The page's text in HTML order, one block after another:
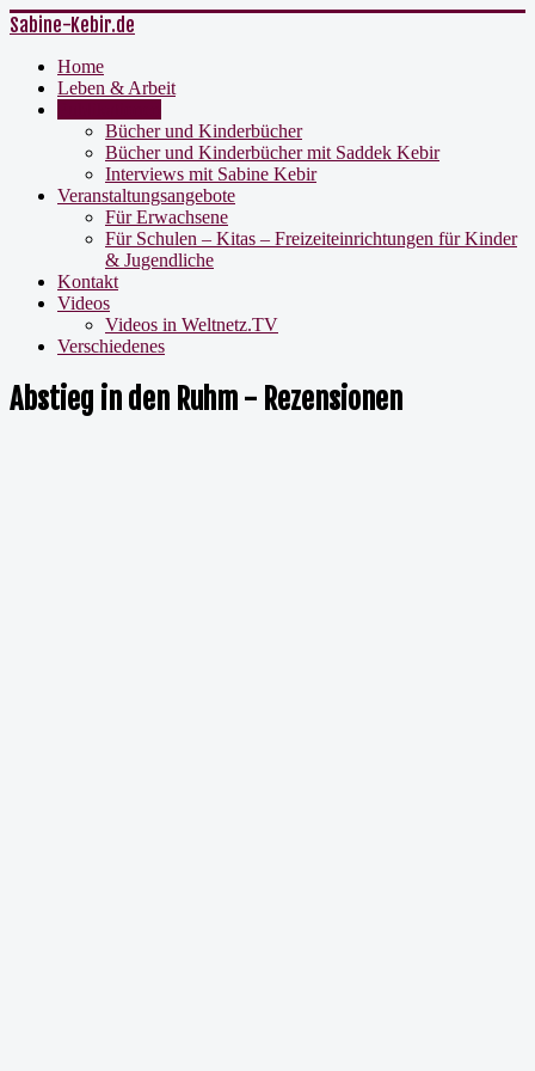
Sabine-Kebir.de
Home
Leben & Arbeit
Bücher und Kinderbücher
Bücher und Kinderbücher mit Saddek Kebir
Interviews mit Sabine Kebir
Veranstaltungsangebote
Für Erwachsene
Für Schulen – Kitas – Freizeiteinrichtungen für Kinder
& Jugendliche
Kontakt
Videos
Videos in Weltnetz.TV
Verschiedenes
Abstieg in den Ruhm - Rezensionen